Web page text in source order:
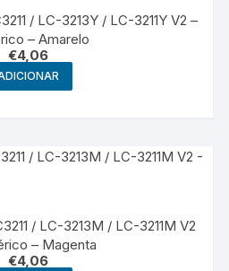
/ LC-3213Y / LC-3211Y V2 –
– Amarelo
€4,06
/ LC-3213M / LC-3211M V2
– Magenta
€4,06